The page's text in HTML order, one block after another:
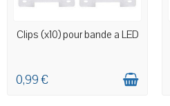
EN STOCK MAGASIN
Clips (x10) pour bande a LED
0,99 €